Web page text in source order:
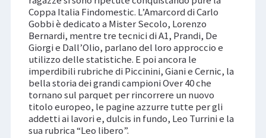
Coppa Italia Findomestic. L’Amarcord di Carlo
Gobbi è dedicato a Mister Secolo, Lorenzo
Bernardi, mentre tre tecnici di A1, Prandi, De
Giorgi e Dall’Olio, parlano del loro approccio e
utilizzo delle statistiche. E poi ancora le
imperdibili rubriche di Piccinini, Giani e Cernic, la
bella storia dei grandi campioni Over 40 che
tornano sul parquet per rincorrere un nuovo
titolo europeo, le pagine azzurre tutte per gli
addetti ai lavori e, dulcis in fundo, Leo Turrini e la
sua rubrica “Leo libero”.